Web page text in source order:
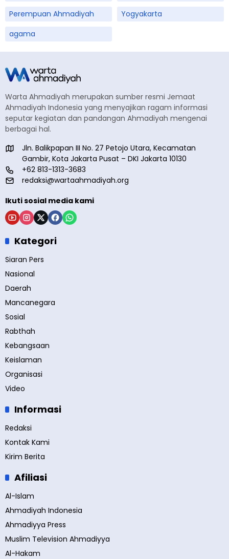
Perempuan Ahmadiyah
Yogyakarta
agama
Warta Ahmadiyah merupakan sumber resmi Jemaat
Ahmadiyah Indonesia yang menyajikan ragam informasi
seputar kegiatan dan pandangan Ahmadiyah mengenai
berbagai hal.
Jln. Balikpapan III No. 27 Petojo Utara, Kecamatan
Gambir, Kota Jakarta Pusat – DKI Jakarta 10130
+62 813-1313-3683
redaksi@wartaahmadiyah.org
Ikuti sosial media kami
Kategori
Siaran Pers
Nasional
Daerah
Mancanegara
Sosial
Rabthah
Kebangsaan
Keislaman
Organisasi
Video
Informasi
Redaksi
Kontak Kami
Kirim Berita
Afiliasi
Al-Islam
Ahmadiyah Indonesia
Ahmadiyya Press
Muslim Television Ahmadiyya
Al-Hakam